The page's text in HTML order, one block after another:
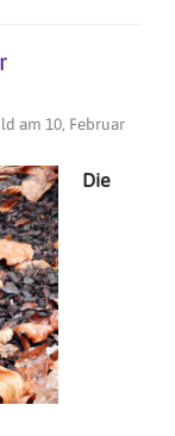
am 10, Februar
Die